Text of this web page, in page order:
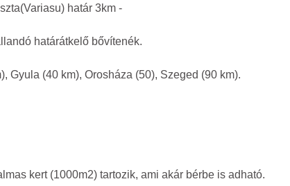
határ 3km -
határátkelő bővítenék.
Gyula (40 km), Orosháza (50), Szeged (90 km).
kert (1000m2) tartozik, ami akár bérbe is adható.